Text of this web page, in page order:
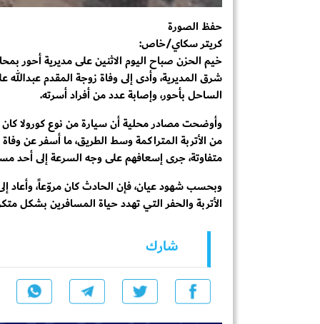
حفظ الصورة
كريتر سكاي/خاص:
خيم الحزن صباح اليوم الاثنين على مديرية أحور
شرق المديرية، وأدى إلى وفاة زوجة المقدم عبدالله
الساحل بأحور، وإصابة عدد من أفراد أسرته.
وأوضحت مصادر محلية أن سيارة من نوع كورولا كان
من الأتربة المتراكمة وسط الطريق، ما أسفر عن
متفاوتة، جرى إسعافهم على وجه السرعة إلى أحد
وبحسب شهود عيان، فإن الحادث كان مروّعاً، وأعاد
الأتربة والحفر التي تهدد حياة المسافرين بشكل
شارك